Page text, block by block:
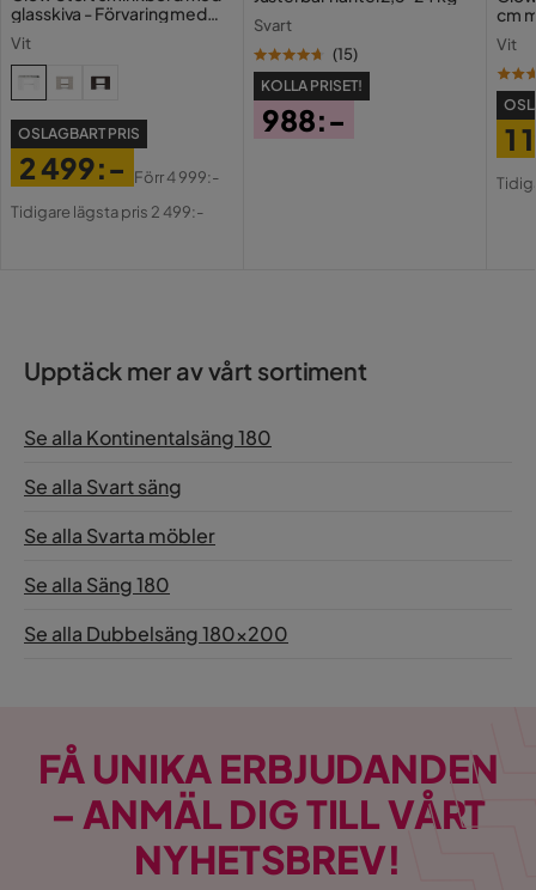
glasskiva - Förvaring med
Vit
OSLAGBART PRIS
Pris
2 499:-
Original
Förr4 999:-
Tidigare lägsta pris 2 499:-
Svart
(15)
KOLLA PRISET!
988:-
cm
Vit
1
Upptäck mer av vårt sortiment
Se alla Kontinentalsäng 180
Se alla Svart säng
Se alla Svarta möbler
Se alla Säng 180
Se alla Dubbelsäng 180x200
FÅ UNIKA ERBJUDANDEN
– ANMÄL DIG TILL VÅRT
NYHETSBREV!